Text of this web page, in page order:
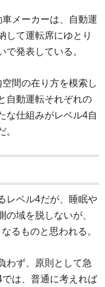
メーカーは、自動運
して運転席にゆとり
で発表している。
間の在り方を模索し
自動運転それぞれの
な仕組みがレベル4自
。
レベル4だが、睡眠や
域を脱しないが、
るものと思われる。
わず、原則として急
は、普通に考えれば